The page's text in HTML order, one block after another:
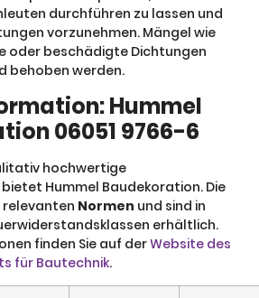
durchführen zu lassen und
vorzunehmen. Mängel wie
oder beschädigte Dichtungen
behoben werden.
Hummel
06051 9766-6
hochwertige
Hummel Baudekoration. Die
relevanten Normen und sind in
erhältlich.
finden Sie auf derWebsite des
für Bautechnik.